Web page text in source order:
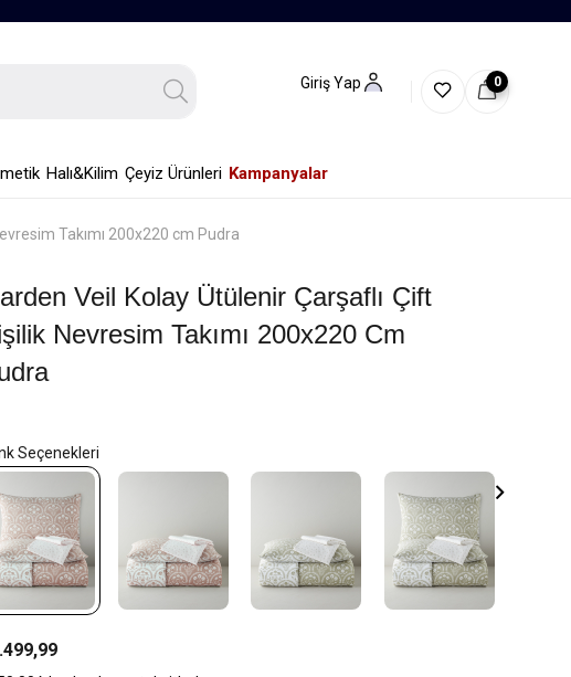
Giriş Yap 0
Halı&Kilim Çeyiz Ürünleri Kampanyalar
Takımı 200x220 cm Pudra
Veil Kolay Ütülenir Çarşaflı Çift
Nevresim Takımı 200x220 Cm